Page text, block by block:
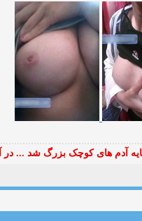
آدم های کوچک بزرگ شد ...